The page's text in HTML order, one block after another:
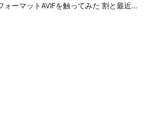
無さそうなので、こんなアプリで動画作
す。 音源さえ用意すれば、
人がいるので、それを使うのも手なんで
更に、プラグインがウィルスに汚染され
ーマットですが、従来は画像のサイズが